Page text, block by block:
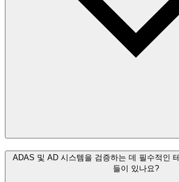
ADAS 및 AD 시스템을 검증하는 데 필수적인
들이 있나요?